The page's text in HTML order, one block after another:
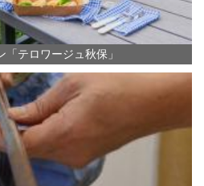
テロワージュ秋保」